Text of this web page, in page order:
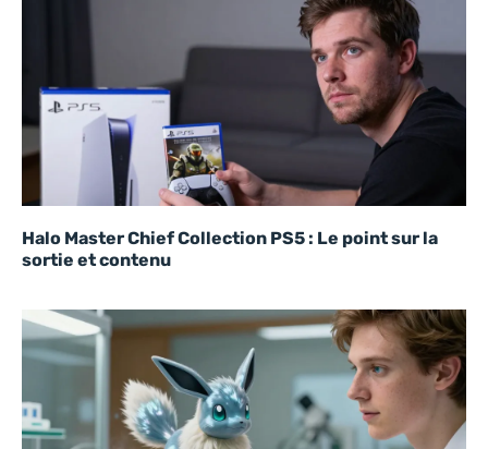
Halo Master Chief Collection PS5 : Le point sur la
sortie et contenu